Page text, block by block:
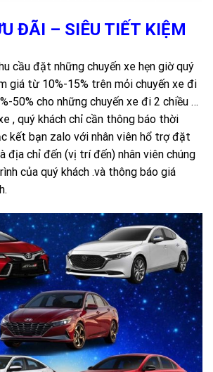
ĐÃI – SIÊU TIẾT KIỆM
cầu đặt những chuyến xe hẹn giờ quý
giá từ 10%-15% trên mỏi chuyến xe đi
50% cho những chuyến xe đi 2 chiều …
, quý khách chỉ cần thông báo thời
kết bạn zalo với nhân viên hổ trợ đặt
địa chỉ đến (vị trí đến) nhân viên chúng
của quý khách .và thông báo giá